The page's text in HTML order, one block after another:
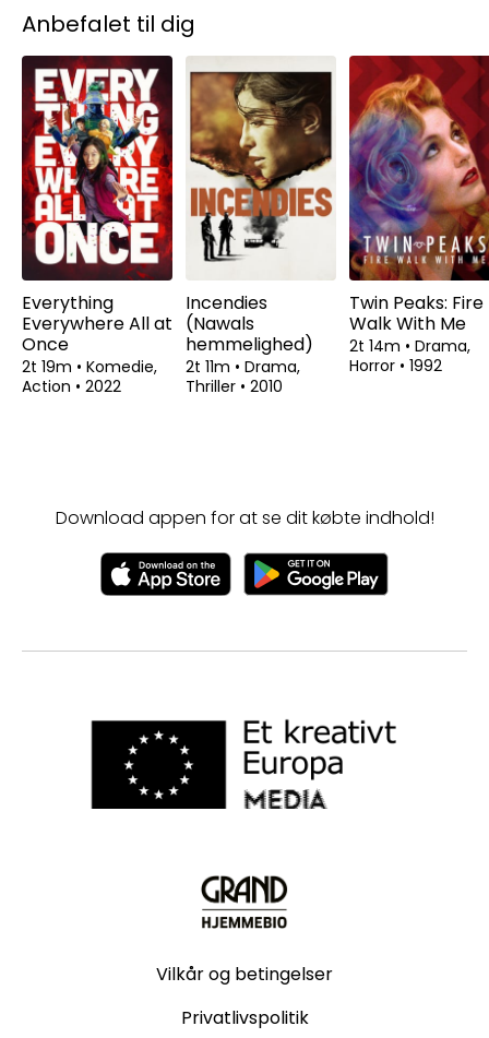
Anbefalet til dig
Everything
Everywhere All at
Once
2t 19m • Komedie,
Action • 2022
Incendies
(Nawals
hemmelighed)
2t 11m • Drama,
Thriller • 2010
Twin Peaks: Fire
Walk With Me
2t 14m • Drama,
Horror • 1992
Download appen for at se dit købte indhold!
Vilkår og betingelser
Privatlivspolitik